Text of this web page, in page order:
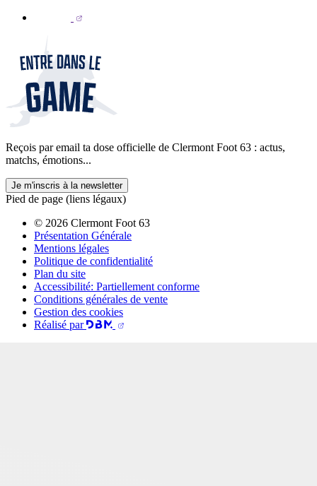
Reçois par email ta dose officielle de Clermont Foot 63 : actus,
matchs, émotions...
Je m'inscris à la newsletter
Pied de page (liens légaux)
© 2026 Clermont Foot 63
Présentation Générale
Mentions légales
Politique de confidentialité
Plan du site
Accessibilité: Partiellement conforme
Conditions générales de vente
Gestion des cookies
Réalisé par